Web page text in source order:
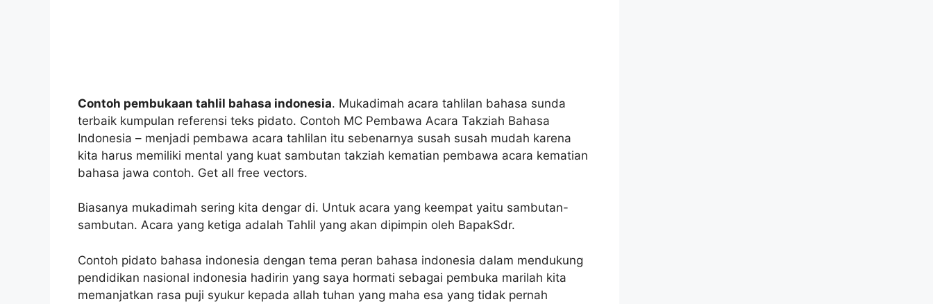
Contoh pembukaan tahlil bahasa indonesia. Mukadimah acara tahlilan bahasa sunda
terbaik kumpulan referensi teks pidato. Contoh MC Pembawa Acara Takziah Bahasa
Indonesia – menjadi pembawa acara tahlilan itu sebenarnya susah susah mudah karena
kita harus memiliki mental yang kuat sambutan takziah kematian pembawa acara kematian
bahasa jawa contoh. Get all free vectors.
Biasanya mukadimah sering kita dengar di. Untuk acara yang keempat yaitu sambutan-
sambutan. Acara yang ketiga adalah Tahlil yang akan dipimpin oleh BapakSdr.
Contoh pidato bahasa indonesia dengan tema peran bahasa indonesia dalam mendukung
pendidikan nasional indonesia hadirin yang saya hormati sebagai pembuka marilah kita
memanjatkan rasa puji syukur kepada allah tuhan yang maha esa yang tidak pernah